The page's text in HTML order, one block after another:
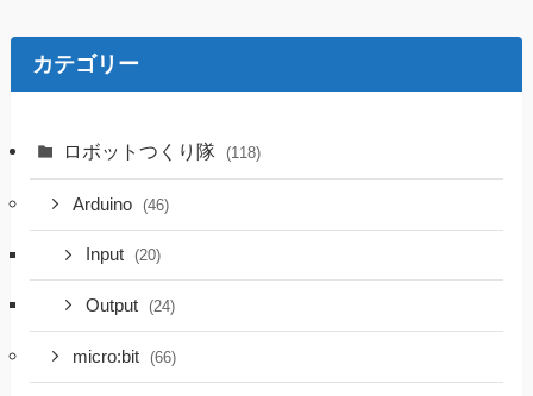
カテゴリー
ロボットつくり隊 (118)
Arduino (46)
Input (20)
Output (24)
micro:bit (66)